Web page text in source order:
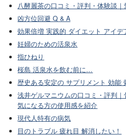
八酵麗茶の口コミ・評判・体験談
凶方位回避 Q & A
効果倍増 実践的 ダイエット アイデ
妊婦のための活泉水
指ひねり
桜島 活泉水を飲む前に…
歴史ある安定の サプリメント 効能
浅井ゲルマニウムの口コミ・評判
気になる方の使用感を紹介
現代人特有の病気
目のトラブル 疲れ目 解消したい！